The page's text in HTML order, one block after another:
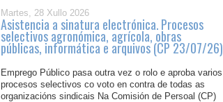
Martes, 28 Xullo 2026
Asistencia a sinatura electrónica. Procesos
selectivos agronómica, agrícola, obras
públicas, informática e arquivos (CP 23/07/26)
Emprego Público pasa outra vez o rolo e aproba varios
procesos selectivos co voto en contra de todas as
organizacións sindicais Na Comisión de Persoal (CP)